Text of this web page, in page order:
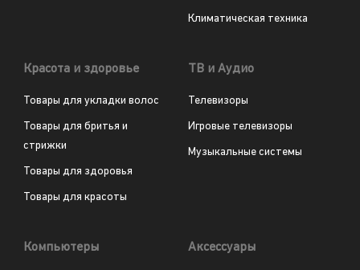
Климатическая техника
Красота и здоровье
Товары для укладки волос
Товары для бритья и
стрижки
Товары для здоровья
Товары для красоты
ТВ и Аудио
Телевизоры
Игровые телевизоры
Музыкальные системы
Компьютеры Аксессуары